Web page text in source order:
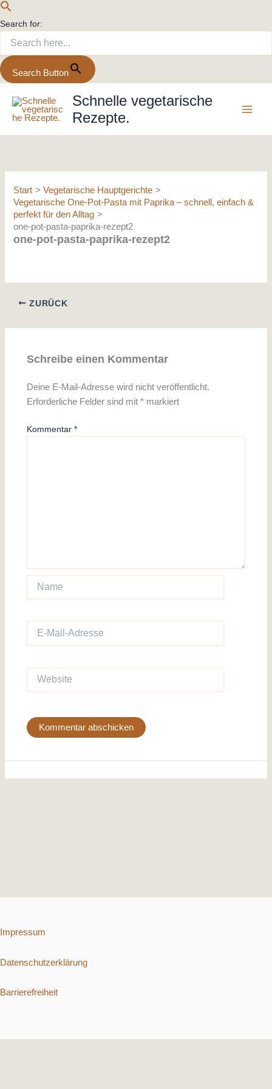
Search for:
Search Button
Inhalt
springen
Schnelle vegetarische
Rezepte.
Start
Vegetarische Hauptgerichte
Vegetarische One-Pot-Pasta mit Paprika – schnell, einfach &
perfekt für den Alltag
one-pot-pasta-paprika-rezept2
one-pot-pasta-paprika-rezept2
ZURÜCK
Schreibe einen Kommentar
Deine E-Mail-Adresse wird nicht veröffentlicht.
Erforderliche Felder sind mit* markiert
Kommentar*
Name
Mail-
Impressum
Datenschutzerklärung
Barrierefreiheit